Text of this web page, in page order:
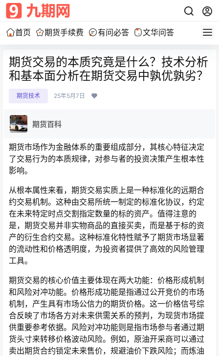
首页 期货手续费 有问必答 文华问答
期货交易的本质究竟是什么？技术分析
和基本面分析在期货交易中孰优孰劣？
期货技术 25年5月7日
期货百科
期货市场作为金融体系的重要组成部分，其核心特征决定
了交易行为的本质规律，对参与者的投资决策产生根本性
影响。
从根本属性来看，期货交易实质上是一种标准化的远期合
约交易机制。这种由交易所统一制定的标准化协议，约定
在未来特定时点交割指定数量的标的资产。值得注意的
是，期货交易并非实物商品的直接买卖，而是基于标的资
产的衍生合约交易。这种标准化特性赋予了期货市场显著
的流动性和价格透明度，为投资者提供了高效的风险管理
工具。
期货交易的核心价值主要体现在两大功能：价格形成机制
和风险对冲功能。价格形成功能是指通过公开竞价的市场
机制，产生具有市场公信力的期货价格。这一价格信号综
合反映了市场各方对未来供需关系的预判，为现货市场提
供重要参考依据。风险对冲功能则是指市场参与者通过期
货头寸来转移价格波动风险。例如，原油开采商可以通过
卖出期货合约锁定未来售价，规避油价下跌风险；而炼油